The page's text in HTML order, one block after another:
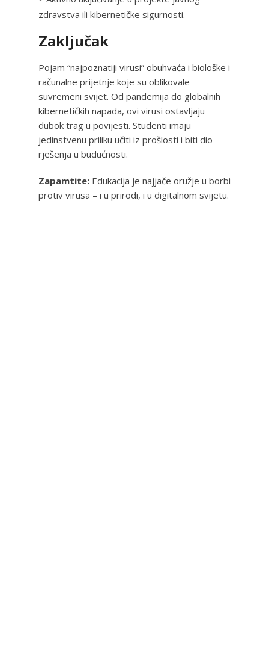
zdravstva ili kibernetičke sigurnosti.
Zaključak
Pojam “najpoznatiji virusi” obuhvaća i biološke i
računalne prijetnje koje su oblikovale
suvremeni svijet. Od pandemija do globalnih
kibernetičkih napada, ovi virusi ostavljaju
dubok trag u povijesti. Studenti imaju
jedinstvenu priliku učiti iz prošlosti i biti dio
rješenja u budućnosti.
Zapamtite: Edukacija je najjače oružje u borbi
protiv virusa – i u prirodi, i u digitalnom svijetu.